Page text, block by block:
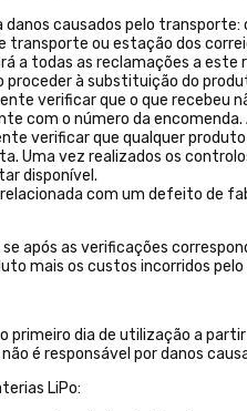
danos causados pelo
ou estação dos
a todas as reclamações a
à substituição do
verificar que o que
com o número da
verificar que qualquer
Uma vez realizados os
disponível.
com um defeito de
se após as verificações
mais os custos incorridos
primeiro dia de utilização a
é responsável por danos
LiPo: